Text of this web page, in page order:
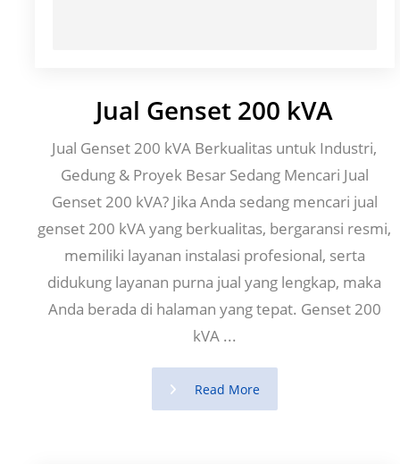
Jual Genset 200 kVA
Jual Genset 200 kVA Berkualitas untuk Industri,
Gedung & Proyek Besar Sedang Mencari Jual
Genset 200 kVA? Jika Anda sedang mencari jual
genset 200 kVA yang berkualitas, bergaransi resmi,
memiliki layanan instalasi profesional, serta
didukung layanan purna jual yang lengkap, maka
Anda berada di halaman yang tepat. Genset 200
kVA ...
Read More